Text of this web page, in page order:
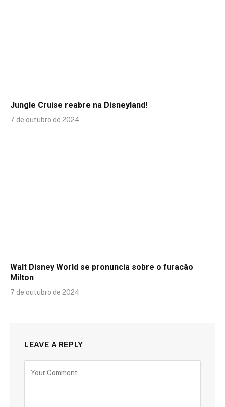
Jungle Cruise reabre na Disneyland!
7 de outubro de 2024
Walt Disney World se pronuncia sobre o furacão
Milton
7 de outubro de 2024
LEAVE A REPLY